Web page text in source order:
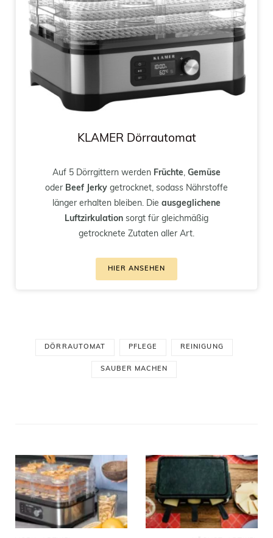
KLAMER Dörrautomat
Auf 5 Dörrgittern werden Früchte, Gemüse
oder Beef Jerky getrocknet, sodass Nährstoffe
länger erhalten bleiben. Die ausgeglichene
Luftzirkulation sorgt für gleichmäßig
getrocknete Zutaten aller Art.
HIER ANSEHEN
DÖRRAUTOMAT PFLEGE REINIGUNG
SAUBER MACHEN